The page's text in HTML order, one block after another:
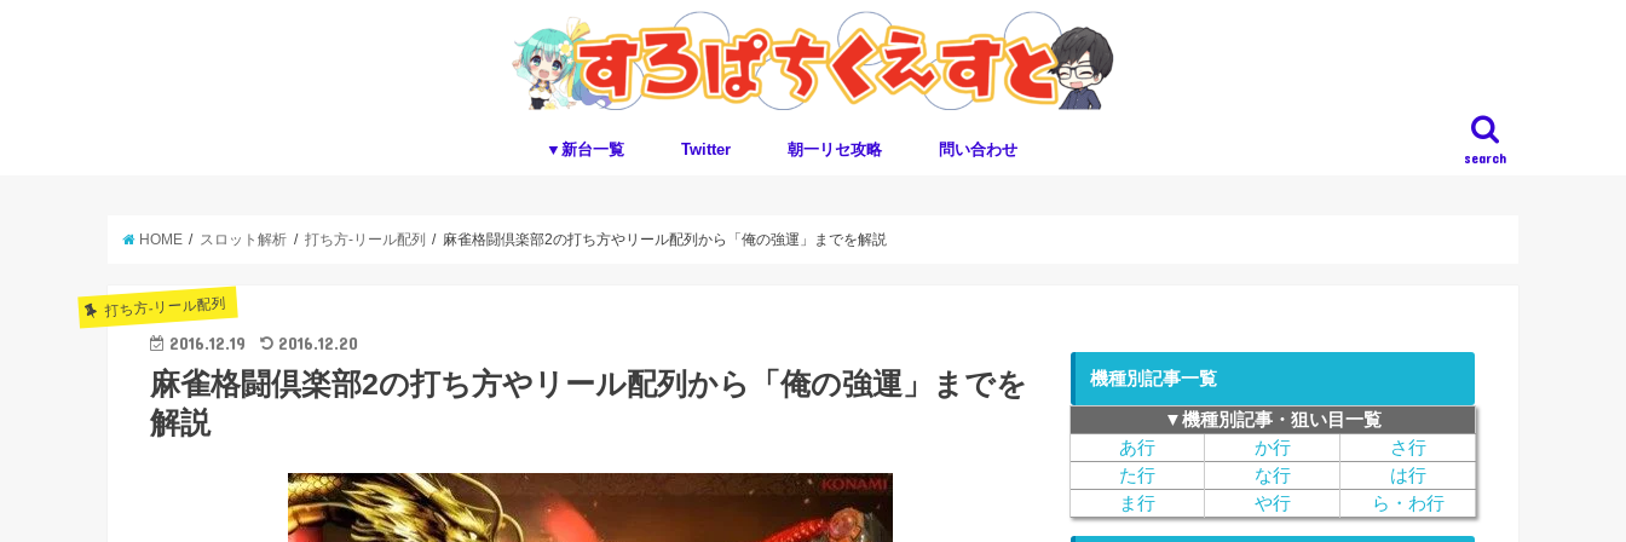
search
▼新台一覧 Twitter 朝一リセ攻略 問い合わせ
HOME スロット解析 打ち方-リール配列 麻雀格闘倶楽部2の打ち方やリール配列から「俺の強運」までを解説
打ち方-リール配列
2016.12.19 2016.12.20
麻雀格闘倶楽部2の打ち方やリール配列から「俺の強運」までを
解説
機種別記事一覧
▼機種別記事・狙い目一覧
あ行
か行
さ行
た行
な行
は行
ま行
や行 ら・わ行